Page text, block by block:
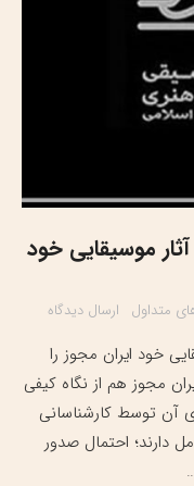
موسیقایی خود
متداول ارسال دیدگاه
خود ایران مجوز را
مجوز هم از نگاه کیفی
آن توسط کارشناسانی
دارند؛ احتمال صدور